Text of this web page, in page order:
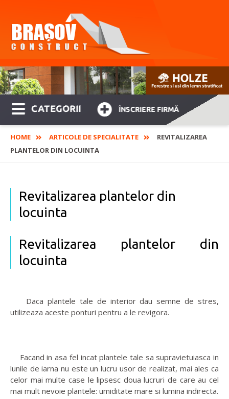
CATEGORII ÎNSCRIERE FIRMĂ
HOME ARTICOLE DE SPECIALITATE
REVITALIZAREA
PLANTELOR DIN LOCUINTA
Revitalizarea plantelor din
locuinta
Revitalizarea plantelor din
locuinta
Daca plantele tale de interior dau semne de stres,
utilizeaza aceste ponturi pentru a le revigora.
Facand in asa fel incat plantele tale sa supravietuiasca in
lunile de iarna nu este un lucru usor de realizat, mai ales ca
celor mai multe case le lipsesc doua lucruri de care au cel
mai mult nevoie plantele: umiditate mare si lumina indirecta.